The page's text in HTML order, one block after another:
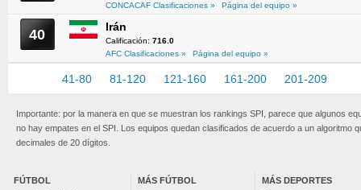
CONCACAF Clasificaciones »
Página del equipo »
40 Irán
Calificación: 716.0
AFC Clasificaciones »
Página del equipo »
41-80 81-120 121-160 161-200 201-209
Importante: por la manera en que se muestran los rankings SPI, parece que algunos
no hay empates en el SPI. Los equipos quedan clasificados de acuerdo a un algoritmo
decimales de 20 dígitos.
FÚTBOL MÁS FÚTBOL MÁS DEPORTES